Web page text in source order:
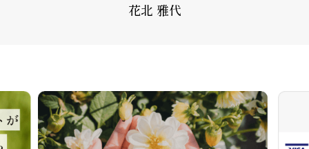
花北 雅代